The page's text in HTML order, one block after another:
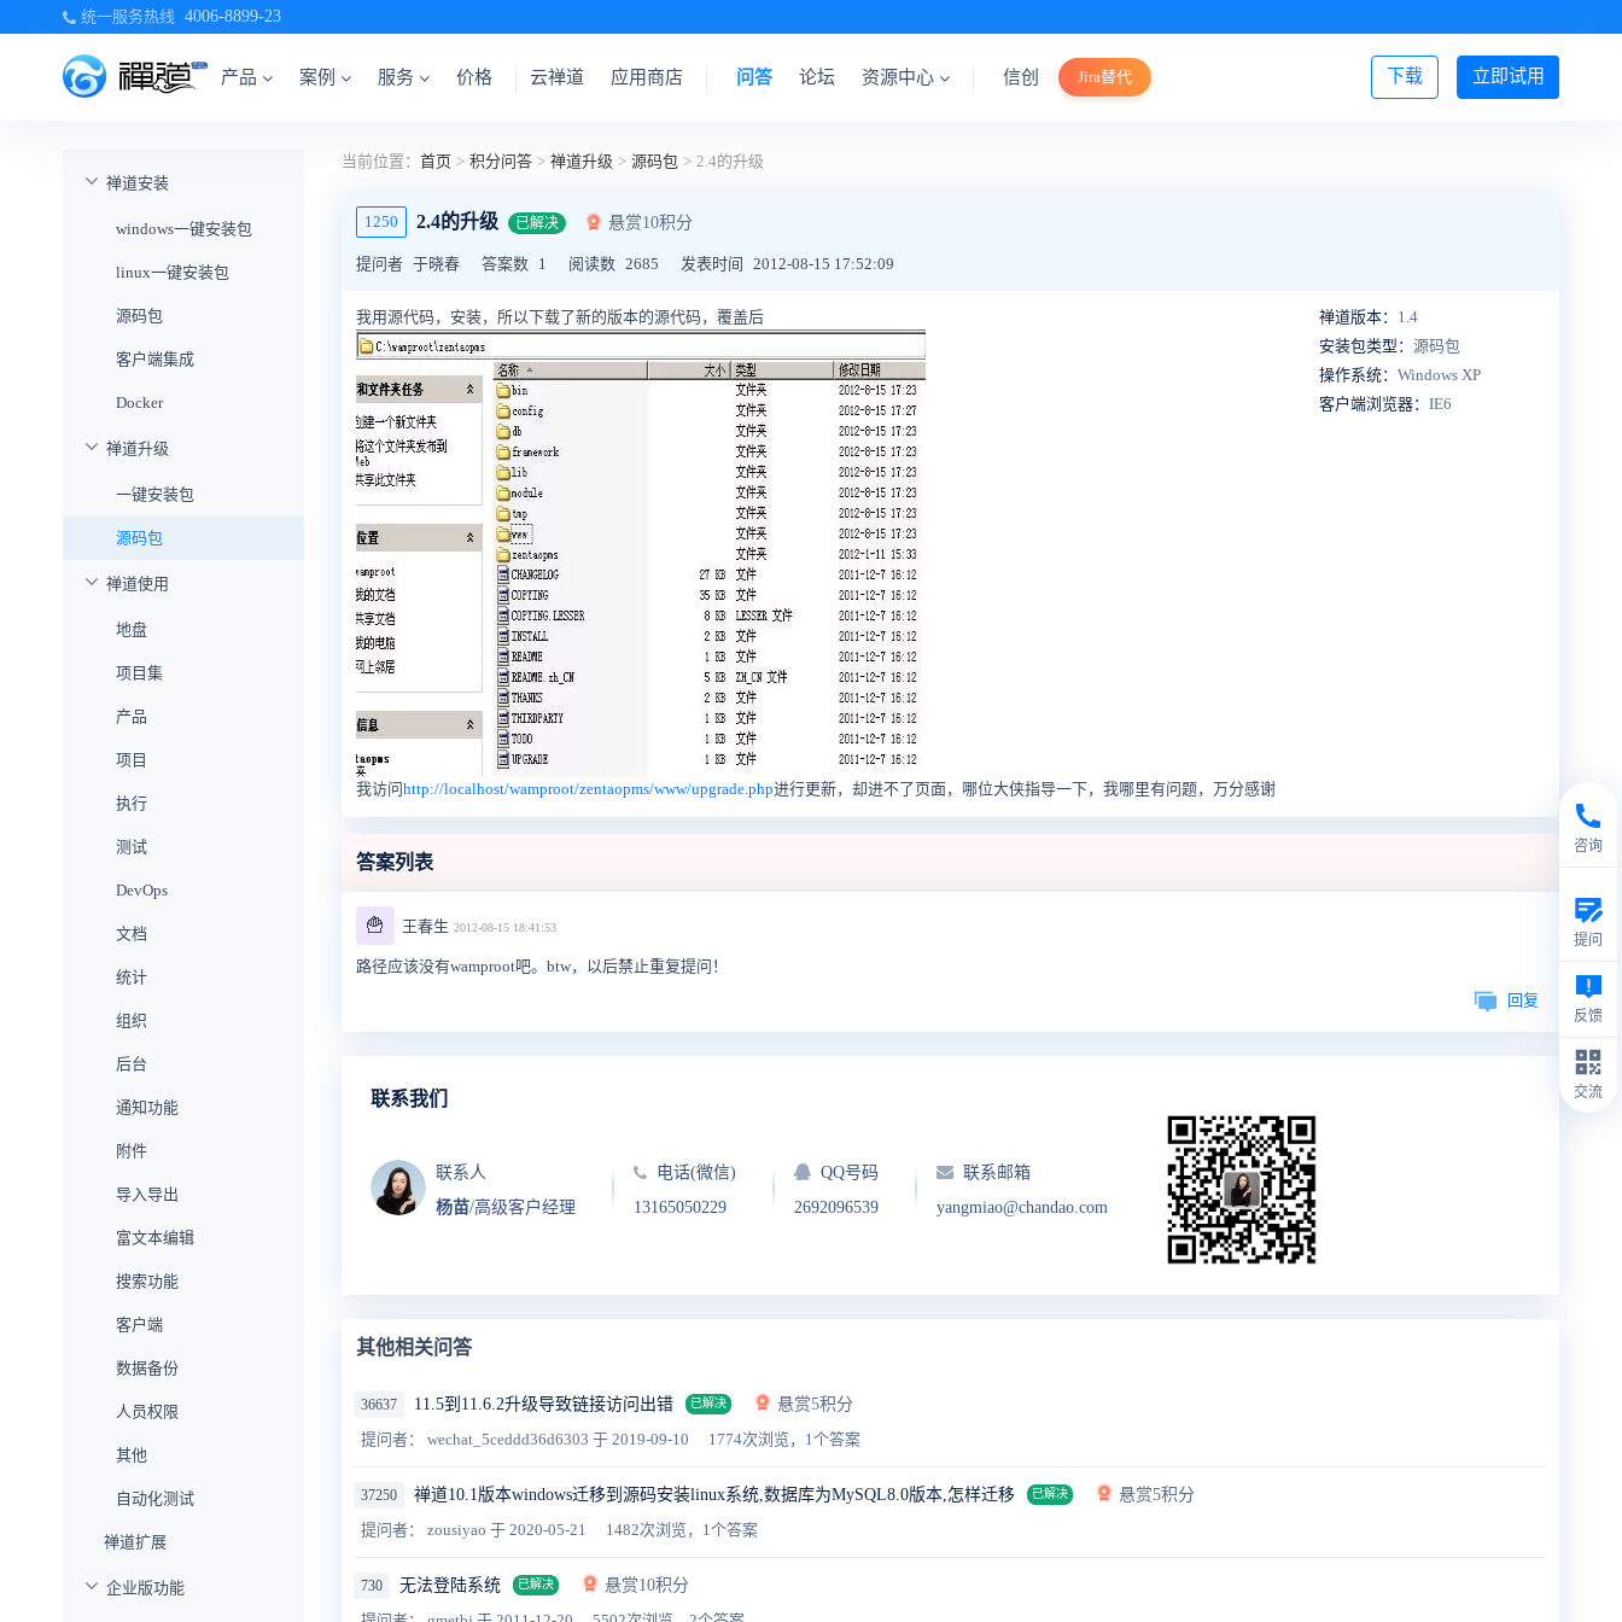
统一服务热线 4006-8899-23
产品 案例 服务 价格 立即试用
下载
云禅道 应用商店 问答 论坛 资源中心 信创 Jira替代 登录/注册
禅道安装
windows一键安装包
linux一键安装包
源码包
客户端集成
Docker
禅道升级
一键安装包
源码包
禅道使用
地盘
项目集
产品
项目
执行
测试
DevOps
文档
统计
组织
后台
通知功能
附件
导入导出
富文本编辑
搜索功能
客户端
数据备份
人员权限
其他
自动化测试
禅道扩展
企业版功能
当前位置： 首页 > 积分问答 > 禅道升级 > 源码包 > 2.4的升级
1250 2.4的升级 已解决 悬赏10积分
提问者 于晓春 答案数 1 阅读数 2685 发表时间 2012-08-15 17:52:09
我用源代码，安装，所以下载了新的版本的源代码，覆盖后
我访问http://localhost/wamproot/zentaopms/www/upgrade.php进行更新，却进不了页面，哪位大侠指导一下，我哪里有问题，万分感谢
禅道版本： 1.4
安装包类型： 源码包
操作系统： Windows XP
客户端浏览器： IE6
答案列表
🍟 王春生 2012-08-15 18:41:53
路径应该没有wamproot吧。btw，以后禁止重复提问！
回复
联系我们
联系人
杨苗/高级客户经理
电话(微信)
13165050229
QQ号码
2692096539
联系邮箱
yangmiao@chandao.com
其他相关问答
36637 11.5到11.6.2升级导致链接访问出错 已解决
悬赏5积分
提问者： wechat_5ceddd36d6303 于 2019-09-10 1774次浏览，1个答案
37250 禅道10.1版本windows迁移到源码安装linux系统,数据库为MySQL8.0版本,怎样迁移 已解决
悬赏5积分
提问者： zousiyao 于 2020-05-21 1482次浏览，1个答案
730 无法登陆系统 已解决
悬赏10积分
咨询
提问
反馈
交流